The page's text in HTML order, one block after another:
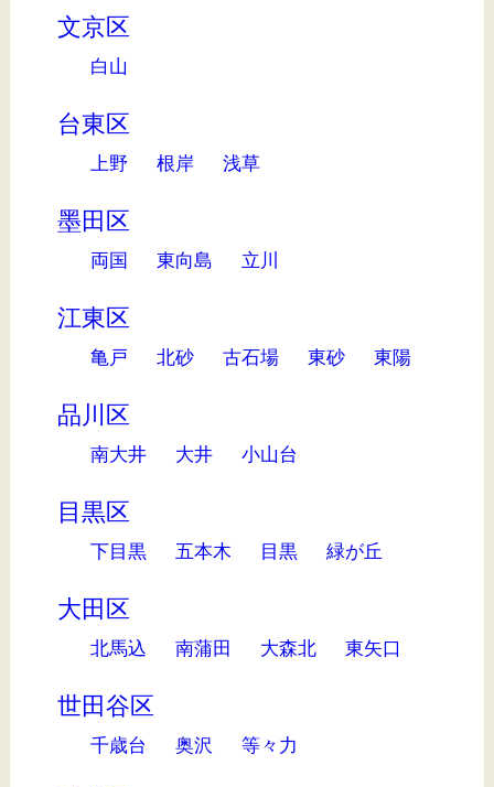
文京区
白山
台東区
上野 根岸 浅草
墨田区
両国 東向島 立川
江東区
亀戸 北砂 古石場 東砂 東陽
品川区
南大井 大井 小山台
目黒区
下目黒 五本木 目黒 緑が丘
大田区
北馬込 南蒲田 大森北 東矢口
世田谷区
千歳台 奥沢 等々力